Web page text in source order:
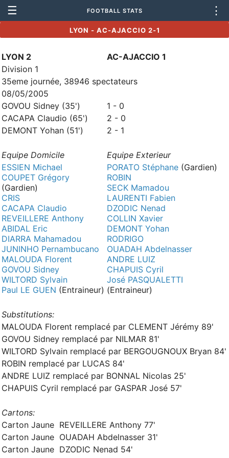
☰ FOOTBALL STATS ⋮
LYON - AC-AJACCIO 2-1
LYON 2
AC-AJACCIO 1
Division 1
35eme journée, 38946 spectateurs
08/05/2005
GOVOU Sidney (35')
1 - 0
CACAPA Claudio (65')
2 - 0
DEMONT Yohan (51')
2 - 1
Equipe Domicile
Equipe Exterieur
ESSIEN Michael
COUPET Grégory
(Gardien)
CRIS
CACAPA Claudio
REVEILLERE Anthony
ABIDAL Eric
DIARRA Mahamadou
JUNINHO Pernambucano
MALOUDA Florent
GOVOU Sidney
WILTORD Sylvain
Paul LE GUEN (Entraineur)
PORATO Stéphane (Gardien)
ROBIN
SECK Mamadou
LAURENTI Fabien
DZODIC Nenad
COLLIN Xavier
DEMONT Yohan
RODRIGO
OUADAH Abdelnasser
ANDRE LUIZ
CHAPUIS Cyril
José PASQUALETTI
(Entraineur)
Substitutions:
MALOUDA Florent remplacé par CLEMENT Jérémy 89'
GOVOU Sidney remplacé par NILMAR 81'
WILTORD Sylvain remplacé par BERGOUGNOUX Bryan 84'
ROBIN remplacé par LUCAS 84'
ANDRE LUIZ remplacé par BONNAL Nicolas 25'
CHAPUIS Cyril remplacé par GASPAR José 57'
Cartons:
Carton Jaune REVEILLERE Anthony 77'
Carton Jaune OUADAH Abdelnasser 31'
Carton Jaune DZODIC Nenad 54'